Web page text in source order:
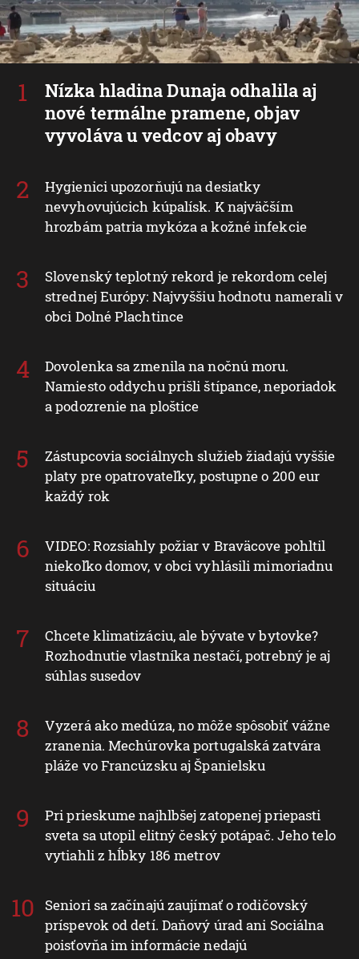
Nízka hladina Dunaja odhalila aj
nové termálne pramene, objav
vyvoláva u vedcov aj obavy
Hygienici upozorňujú na desiatky
nevyhovujúcich kúpalísk. K najväčším
hrozbám patria mykóza a kožné infekcie
Slovenský teplotný rekord je rekordom celej
strednej Európy: Najvyššiu hodnotu namerali v
obci Dolné Plachtince
Dovolenka sa zmenila na nočnú moru.
Namiesto oddychu prišli štípance, neporiadok
a podozrenie na ploštice
Zástupcovia sociálnych služieb žiadajú vyššie
platy pre opatrovateľky, postupne o 200 eur
každý rok
VIDEO: Rozsiahly požiar v Braväcove pohltil
niekoľko domov, v obci vyhlásili mimoriadnu
situáciu
Chcete klimatizáciu, ale bývate v bytovke?
Rozhodnutie vlastníka nestačí, potrebný je aj
súhlas susedov
Vyzerá ako medúza, no môže spôsobiť vážne
zranenia. Mechúrovka portugalská zatvára
pláže vo Francúzsku aj Španielsku
Pri prieskume najhlbšej zatopenej priepasti
sveta sa utopil elitný český potápač. Jeho telo
vytiahli z hĺbky 186 metrov
Seniori sa začínajú zaujímať o rodičovský
príspevok od detí. Daňový úrad ani Sociálna
poisťovňa im informácie nedajú